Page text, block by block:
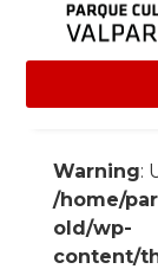
Warning:
/home/
old/wp-
content/